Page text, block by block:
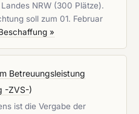
NRW (300 Plätze).
soll zum 01. Februar
»
Betreuungsleistung
-ZVS-)
ist die Vergabe der